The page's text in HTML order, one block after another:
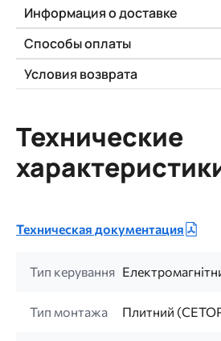
Информация о доставке
Способы оплаты
Условия возврата
Технические
Техническая документация
Тип керування
Тип монтажа Плитний